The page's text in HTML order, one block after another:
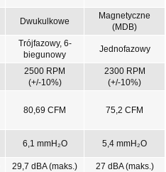
Dwukulkowe
Magnetyczne
(MDB)
Trójfazowy, 6-
biegunowy
Jednofazowy
2500 RPM
(+/-10%)
2300 RPM
(+/-10%)
80,69 CFM 75,2 CFM
6,1 mmH₂O 5,4 mmH₂O
29,7 dBA (maks.)
27 dBA (maks.)